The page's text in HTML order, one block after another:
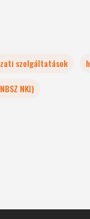
szolgáltatások
NKI)